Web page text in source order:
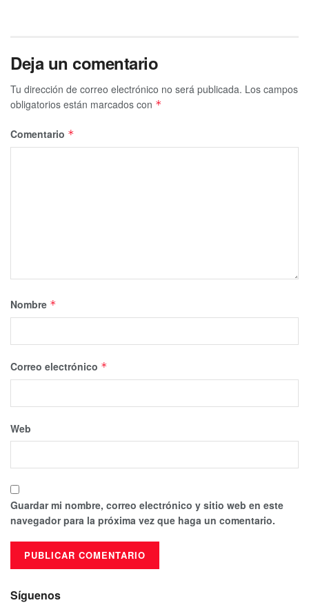
Deja un comentario
Tu dirección de correo electrónico no será publicada. Los campos
obligatorios están marcados con *
Comentario *
Nombre *
Correo electrónico *
Web
Guardar mi nombre, correo electrónico y sitio web en este
navegador para la próxima vez que haga un comentario.
Síguenos